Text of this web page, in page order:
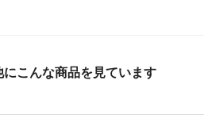
こんな商品を見ています